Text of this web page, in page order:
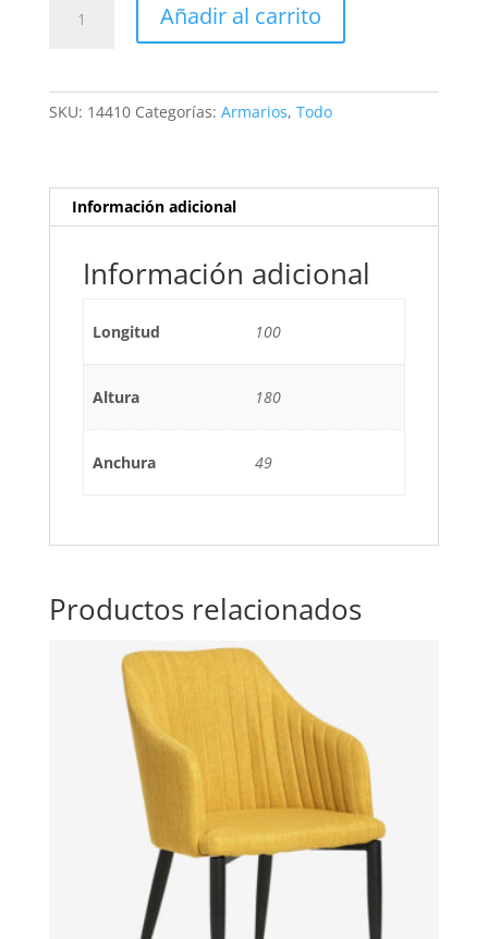
PARIS
Añadir al carrito
SKU: 14410 Categorías: Armarios, Todo
Información adicional
Información adicional
Longitud 100
Altura 180
Anchura 49
Productos relacionados